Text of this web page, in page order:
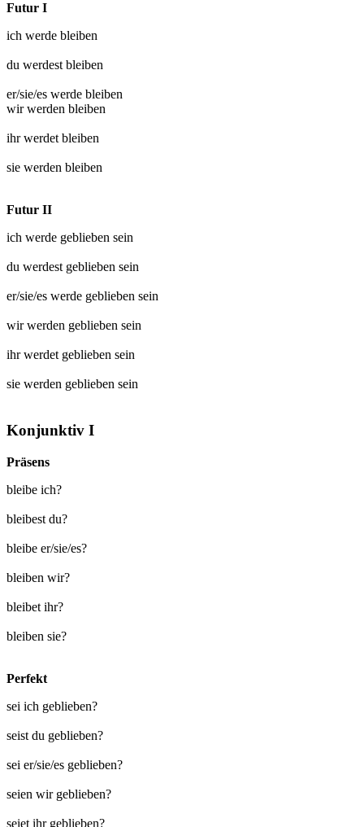
Futur I
ich werde bleiben
du werdest bleiben
er/sie/es werde bleiben
wir werden bleiben
ihr werdet bleiben
sie werden bleiben
Futur II
ich werde geblieben sein
du werdest geblieben sein
er/sie/es werde geblieben sein
wir werden geblieben sein
ihr werdet geblieben sein
sie werden geblieben sein
Konjunktiv I
Präsens
bleibe ich?
bleibest du?
bleibe er/sie/es?
bleiben wir?
bleibet ihr?
bleiben sie?
Perfekt
sei ich geblieben?
seist du geblieben?
sei er/sie/es geblieben?
seien wir geblieben?
seiet ihr geblieben?